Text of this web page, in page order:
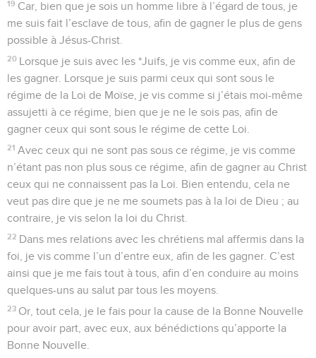
19 Car, bien que je sois un homme libre à l’égard de tous, je
me suis fait l’esclave de tous, afin de gagner le plus de gens
possible à Jésus-Christ.
20 Lorsque je suis avec les *Juifs, je vis comme eux, afin de
les gagner. Lorsque je suis parmi ceux qui sont sous le
régime de la Loi de Moïse, je vis comme si j’étais moi-même
assujetti à ce régime, bien que je ne le sois pas, afin de
gagner ceux qui sont sous le régime de cette Loi.
21 Avec ceux qui ne sont pas sous ce régime, je vis comme
n’étant pas non plus sous ce régime, afin de gagner au Christ
ceux qui ne connaissent pas la Loi. Bien entendu, cela ne
veut pas dire que je ne me soumets pas à la loi de Dieu ; au
contraire, je vis selon la loi du Christ.
22 Dans mes relations avec les chrétiens mal affermis dans la
foi, je vis comme l’un d’entre eux, afin de les gagner. C’est
ainsi que je me fais tout à tous, afin d’en conduire au moins
quelques-uns au salut par tous les moyens.
23 Or, tout cela, je le fais pour la cause de la Bonne Nouvelle
pour avoir part, avec eux, aux bénédictions qu’apporte la
Bonne Nouvelle.